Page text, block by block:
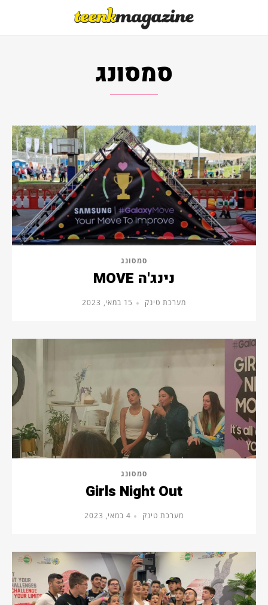
סמסונג
סמסונג
נינג'ה MOVE
מערכת טינק 15 במאי, 2023
סמסונג
Girls Night Out
מערכת טינק 4 במאי, 2023